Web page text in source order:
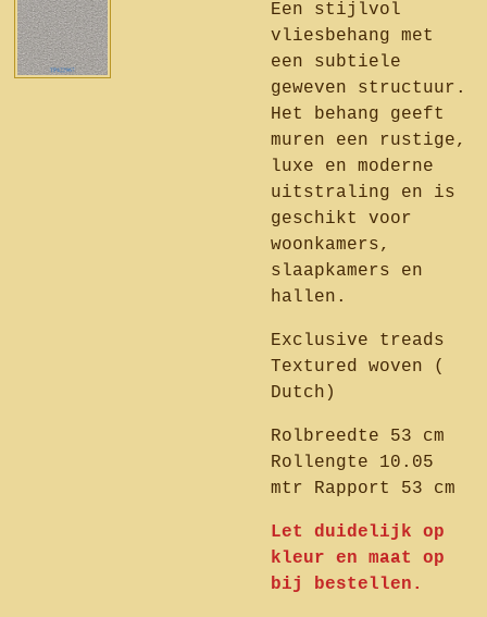
Een stijlvol
vliesbehang met
een subtiele
geweven structuur.
Het behang geeft
muren een rustige,
luxe en moderne
uitstraling en is
geschikt voor
woonkamers,
slaapkamers en
hallen.
Exclusive treads
Textured woven (
Dutch)
Rolbreedte 53 cm
Rollengte 10.05
mtr Rapport 53 cm
Let duidelijk op
kleur en maat op
bij bestellen.